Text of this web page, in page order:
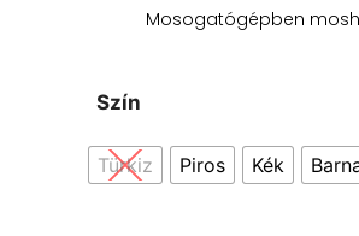
Mosogatógépben
Szín
Türkiz Piros Kék